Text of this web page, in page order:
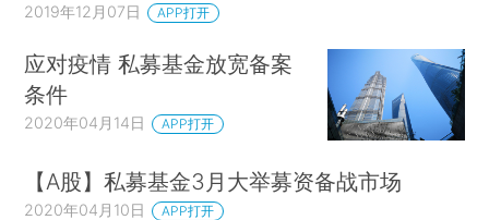
2019年12月07日 APP打开
应对疫情 私募基金放宽备案
条件
2020年04月14日 APP打开
【A股】私募基金3月大举募资备战市场
2020年04月10日 APP打开